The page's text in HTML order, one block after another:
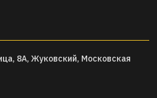
8А, Жуковский, Московская